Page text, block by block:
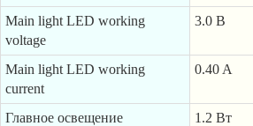
Main light LED working
voltage
3.0 В
Main light LED working
current
0.40 A
Главное освещение
1.2 Вт